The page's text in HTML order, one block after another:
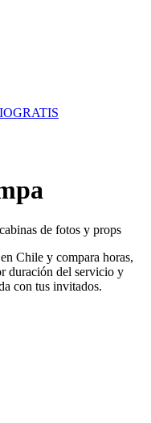
GRATIS
de fotos y props
Chile y compara horas,
duración del servicio y
con tus invitados.